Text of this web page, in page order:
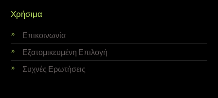
Χρήσιμα
Επικοινωνία
Εξατομικευμένη Επιλογή
Συχνές Ερωτήσεις